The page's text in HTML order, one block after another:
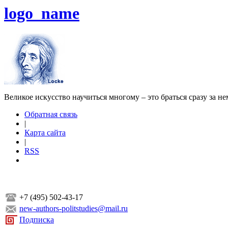
logo_name
Великое искусство научиться многому – это браться сразу за
Обратная связь
|
Карта сайта
|
RSS
+7 (495) 502-43-17
new-authors-politstudies@mail.ru
Подписка